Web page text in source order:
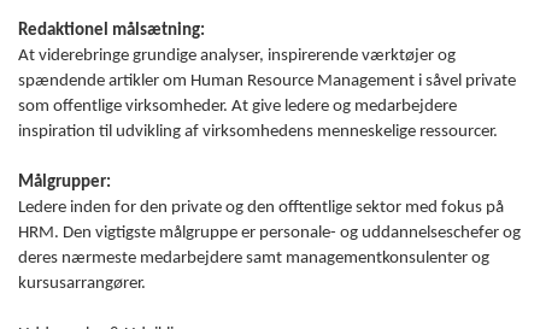
Redaktionel målsætning:
At viderebringe grundige analyser, inspirerende værktøjer og
spændende artikler om Human Resource Management i såvel private
som offentlige virksomheder. At give ledere og medarbejdere
inspiration til udvikling af virksomhedens menneskelige ressourcer.
Målgrupper:
Ledere inden for den private og den offtentlige sektor med fokus på
HRM. Den vigtigste målgruppe er personale- og uddannelseschefer og
deres nærmeste medarbejdere samt managementkonsulenter og
kursusarrangører.